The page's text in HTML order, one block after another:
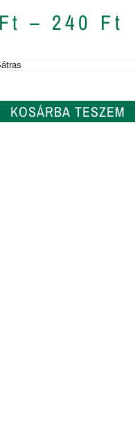
Ft – 240 Ft
KOSÁRBA TESZEM